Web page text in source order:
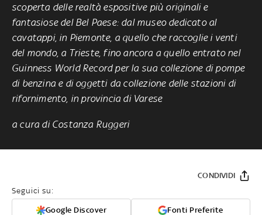
scoperta delle realtà espositive più originali e
fantasiose del Bel Paese: dal museo dedicato al
cavatappi, in Piemonte, a quello che raccoglie i venti
del mondo, a Trieste, fino ancora a quello entrato nel
Guinness World Record per la sua collezione di pompe
di benzina e di oggetti da collezione delle stazioni di
rifornimento, in provincia di Varese
a cura di Costanza Ruggeri
Seguici su:
Google Discover Fonti Preferite
CONDIVIDI